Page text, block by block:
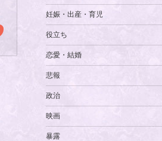
妊娠・出産・育児
役立ち
恋愛・結婚
悲報
政治
映画
暴露